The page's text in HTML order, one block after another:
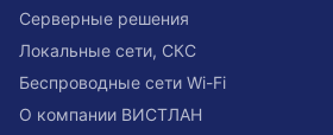
Серверные решения
Локальные сети, СКС
Беспроводные сети Wi-Fi
О компании ВИСТЛАН